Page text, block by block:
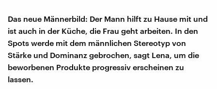
Das neue Männerbild: Der Mann hilft zu Hause mit und
ist auch in der Küche, die Frau geht arbeiten. In den
Spots werde mit dem männlichen Stereotyp von
Stärke und Dominanz gebrochen, sagt Lena, um die
beworbenen Produkte progressiv erscheinen zu
lassen.